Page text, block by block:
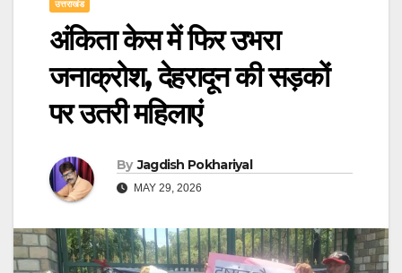
उत्तराखंड
अंकिता केस में फिर उभरा
जनाक्रोश, देहरादून की सड़कों
पर उतरी महिलाएं
By Jagdish Pokhariyal
MAY 29, 2026